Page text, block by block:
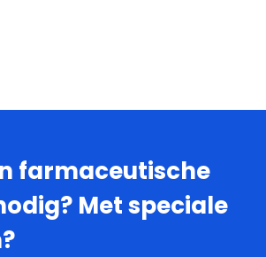
farmaceutische
Met speciale